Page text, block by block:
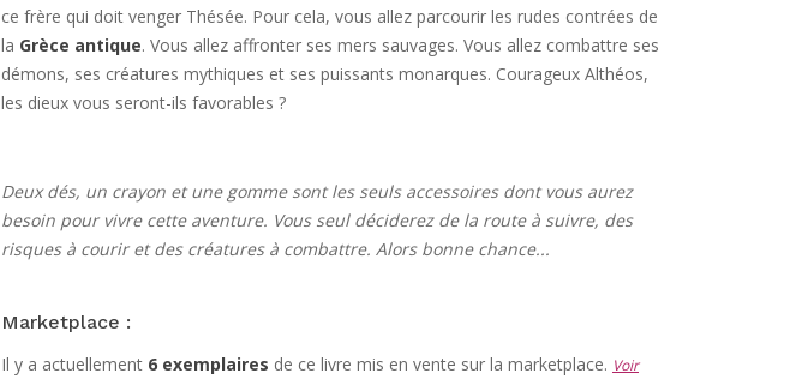
ce frère qui doit venger Thésée. Pour cela, vous allez parcourir les rudes contrées de
la Grèce antique. Vous allez affronter ses mers sauvages. Vous allez combattre ses
démons, ses créatures mythiques et ses puissants monarques. Courageux Althéos,
les dieux vous seront-ils favorables ?
Deux dés, un crayon et une gomme sont les seuls accessoires dont vous aurez
besoin pour vivre cette aventure. Vous seul déciderez de la route à suivre, des
risques à courir et des créatures à combattre. Alors bonne chance...
Marketplace :
Il y a actuellement 6 exemplaires de ce livre mis en vente sur la marketplace. Voir